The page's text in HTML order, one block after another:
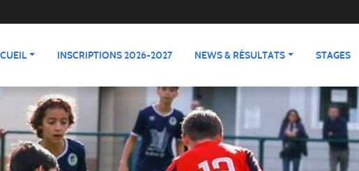
INSCRIPTIONS 2026-2027 NEWS & RÉSULTATS STAGES